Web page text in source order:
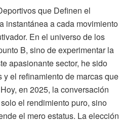
que Definen el
instantánea a cada movimiento
En el universo de los
B, sino de experimentar la
apasionante sector, he sido
el refinamiento de marcas que
en 2025, la conversación
el rendimiento puro, sino
el mero estatus. La elección